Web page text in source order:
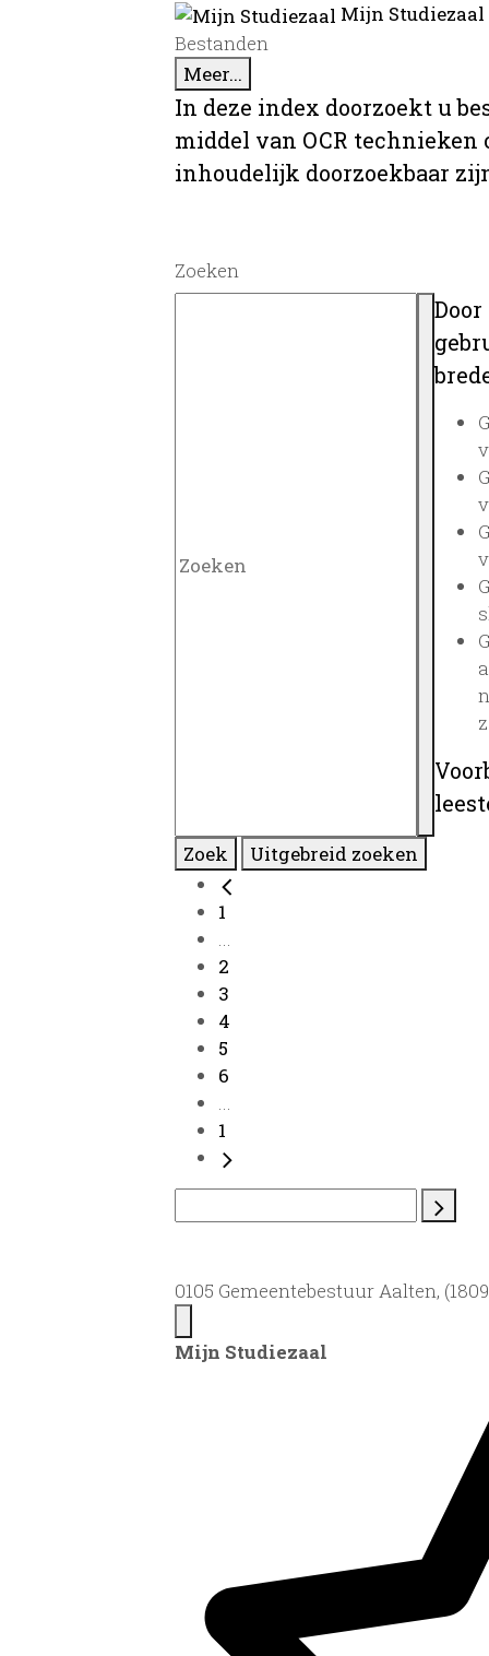
Mijn
Bestanden
Meer...
In deze index doorzoekt u
middel van OCR
inhoudelijk doorzoekbaar
Zoeken
Zoek Uitgebreid zoeken
1
...
2
3
4
5
6
...
1
0105 Gemeentebestuur Aalten,
Mijn Studiezaal